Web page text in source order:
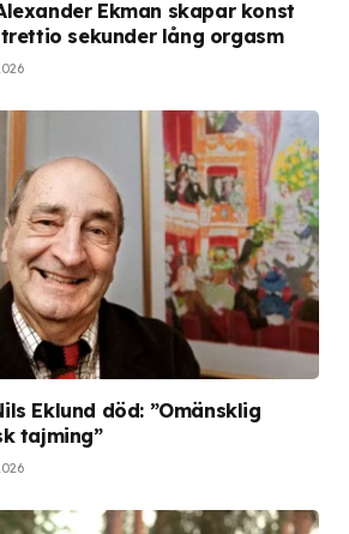
Ekman skapar konst
sekunder lång orgasm
Eklund död: ”Omänsklig
tajming”